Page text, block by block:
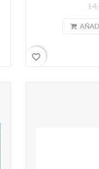
favorite_border